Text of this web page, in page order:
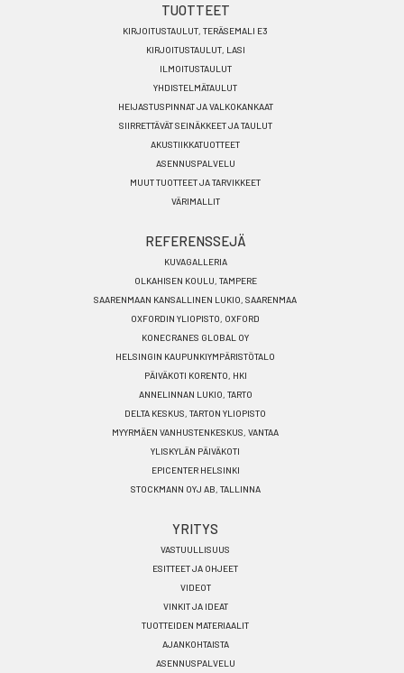
TUOTTEET
KIRJOITUSTAULUT, TERÄSEMALI E3
KIRJOITUSTAULUT, LASI
ILMOITUSTAULUT
YHDISTELMÄTAULUT
HEIJASTUSPINNAT JA VALKOKANKAAT
SIIRRETTÄVÄT SEINÄKKEET JA TAULUT
AKUSTIIKKATUOTTEET
ASENNUSPALVELU
MUUT TUOTTEET JA TARVIKKEET
VÄRIMALLIT
REFERENSSEJÄ
KUVAGALLERIA
OLKAHISEN KOULU, TAMPERE
SAARENMAAN KANSALLINEN LUKIO, SAARENMAA
OXFORDIN YLIOPISTO, OXFORD
KONECRANES GLOBAL OY
HELSINGIN KAUPUNKIYMPÄRISTÖTALO
PÄIVÄKOTI KORENTO, HKI
ANNELINNAN LUKIO, TARTO
DELTA KESKUS, TARTON YLIOPISTO
MYYRMÄEN VANHUSTENKESKUS, VANTAA
YLISKYLÄN PÄIVÄKOTI
EPICENTER HELSINKI
STOCKMANN OYJ AB, TALLINNA
YRITYS
VASTUULLISUUS
ESITTEET JA OHJEET
VIDEOT
VINKIT JA IDEAT
TUOTTEIDEN MATERIAALIT
AJANKOHTAISTA
ASENNUSPALVELU